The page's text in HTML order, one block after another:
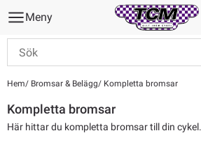
Meny
Hem Bromsar & Belägg Kompletta bromsar
Kompletta bromsar
Här hittar du kompletta bromsar till din cykel.